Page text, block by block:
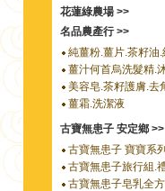
花蓮綠農場 >>
名品農產行 >>
純薑粉.薑片.茶籽油.
薑汁何首烏洗髮精.
美容皂.茶籽護膚.去
薑霜.洗潔液
古寶無患子 安定鄉 >>
古寶無患子 寶寶系列
古寶無患子旅行組.
古寶無患子皂乳全